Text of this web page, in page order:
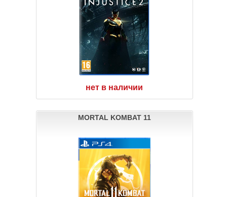
нет в наличии
MORTAL KOMBAT 11